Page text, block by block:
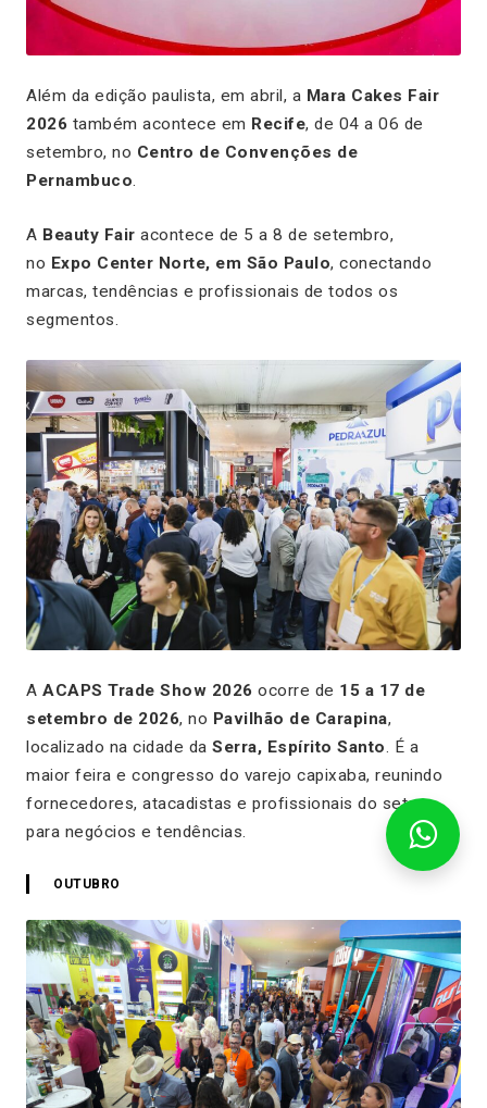
Além da edição paulista, em abril, a Mara Cakes Fair
2026 também acontece em Recife, de 04 a 06 de
setembro, no Centro de Convenções de
Pernambuco.
A Beauty Fair acontece de 5 a 8 de setembro,
no Expo Center Norte, em São Paulo, conectando
marcas, tendências e profissionais de todos os
segmentos.
A ACAPS Trade Show 2026 ocorre de 15 a 17 de
setembro de 2026, no Pavilhão de Carapina,
localizado na cidade da Serra, Espírito Santo. É a
maior feira e congresso do varejo capixaba, reunindo
fornecedores, atacadistas e profissionais do setor
para negócios e tendências.
OUTUBRO